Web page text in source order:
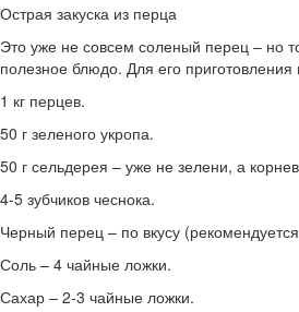
Острая закуска из перца
Это уже не совсем соленый перец – но
полезное блюдо. Для его приготовления
1 кг перцев.
50 г зеленого укропа.
50 г сельдерея – уже не зелени, а
4-5 зубчиков чеснока.
Черный перец – по вкусу
Соль – 4 чайные ложки.
Сахар – 2-3 чайные ложки.